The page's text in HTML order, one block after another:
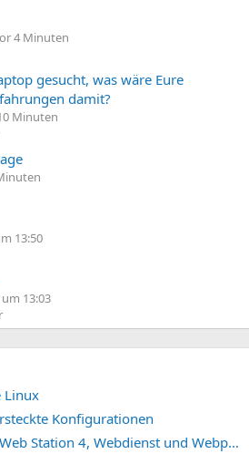
4 Minuten
gesucht, was wäre Eure
damit?
Minuten
13:50
13:03
Linux
Konfigurationen
Synology DSM 7.2/7.3, Web Station 4, Webdienst und Webportal erstellen (ehemals vHost)